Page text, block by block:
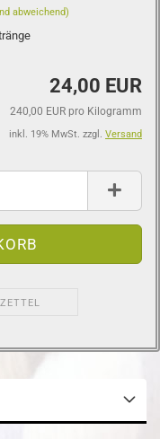
abweichend)
24,00 EUR
240,00 EUR pro Kilogramm
inkl. 19% MwSt. zzgl. Versand